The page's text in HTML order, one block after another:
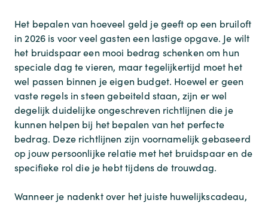
Het bepalen van hoeveel geld je geeft op een bruiloft
in 2026 is voor veel gasten een lastige opgave. Je wilt
het bruidspaar een mooi bedrag schenken om hun
speciale dag te vieren, maar tegelijkertijd moet het
wel passen binnen je eigen budget. Hoewel er geen
vaste regels in steen gebeiteld staan, zijn er wel
degelijk duidelijke ongeschreven richtlijnen die je
kunnen helpen bij het bepalen van het perfecte
bedrag. Deze richtlijnen zijn voornamelijk gebaseerd
op jouw persoonlijke relatie met het bruidspaar en de
specifieke rol die je hebt tijdens de trouwdag.
Wanneer je nadenkt over het juiste huwelijkscadeau,